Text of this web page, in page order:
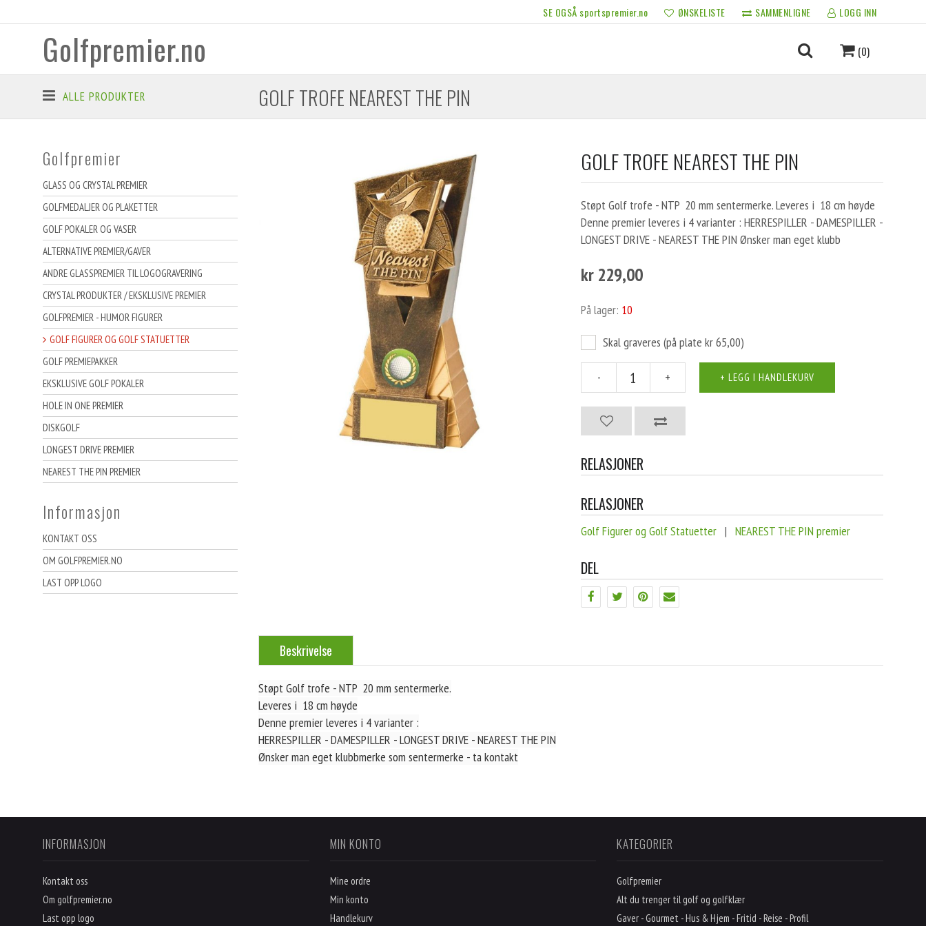
SE OGSÅ sportspremier.no ØNSKELISTE SAMMENLIGNE LOGG INN
Golfpremier.no (0)
ALLE PRODUKTER GOLF TROFE NEAREST THE PIN
Golfpremier
GLASS OG CRYSTAL PREMIER
GOLFMEDALJER OG PLAKETTER
GOLF POKALER OG VASER
ALTERNATIVE PREMIER/GAVER
ANDRE GLASSPREMIER TIL LOGOGRAVERING
CRYSTAL PRODUKTER / EKSKLUSIVE PREMIER
GOLFPREMIER - HUMOR FIGURER
GOLF FIGURER OG GOLF STATUETTER
GOLF PREMIEPAKKER
EKSKLUSIVE GOLF POKALER
HOLE IN ONE PREMIER
DISKGOLF
LONGEST DRIVE PREMIER
NEAREST THE PIN PREMIER
Informasjon
KONTAKT OSS
OM GOLFPREMIER.NO
LAST OPP LOGO
GOLF TROFE NEAREST THE PIN
Støpt Golf trofe - NTP 20 mm sentermerke. Leveres i 18 cm høyde
Denne premier leveres i 4 varianter : HERRESPILLER - DAMESPILLER -
LONGEST DRIVE - NEAREST THE PIN Ønsker man eget klubb
kr 229,00
På lager: 10
Skal graveres (på plate kr 65,00)
- +
RELASJONER
RELASJONER
Golf Figurer og Golf Statuetter |NEAREST THE PIN premier
DEL
Beskrivelse
Støpt Golf trofe - NTP 20 mm sentermerke.
Leveres i 18 cm høyde
Denne premier leveres i 4 varianter :
HERRESPILLER - DAMESPILLER - LONGEST DRIVE - NEAREST THE PIN
Ønsker man eget klubbmerke som sentermerke - ta kontakt
INFORMASJON
Kontakt oss
Om golfpremier.no
Last opp logo
MIN KONTO
Mine ordre
Min konto
Handlekurv
KATEGORIER
Golfpremier
Alt du trenger til golf og golfklær
Gaver - Gourmet - Hus & Hjem - Fritid - Reise - Profil